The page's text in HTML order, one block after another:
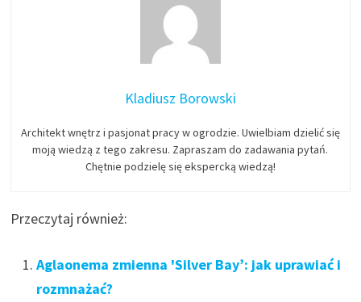
Kladiusz Borowski
Architekt wnętrz i pasjonat pracy w ogrodzie. Uwielbiam dzielić się
moją wiedzą z tego zakresu. Zapraszam do zadawania pytań.
Chętnie podzielę się ekspercką wiedzą!
Przeczytaj również:
Aglaonema zmienna 'Silver Bay’: jak uprawiać i
rozmnażać?